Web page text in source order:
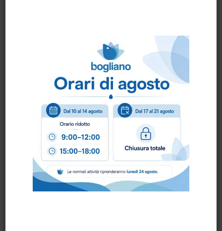
Come ordinare?
Puoi ordinare chiamando al 0172 478161oppure
scrivendo una mail a info@bogliano.it.
Per ogni informazione siamo a disposizione.